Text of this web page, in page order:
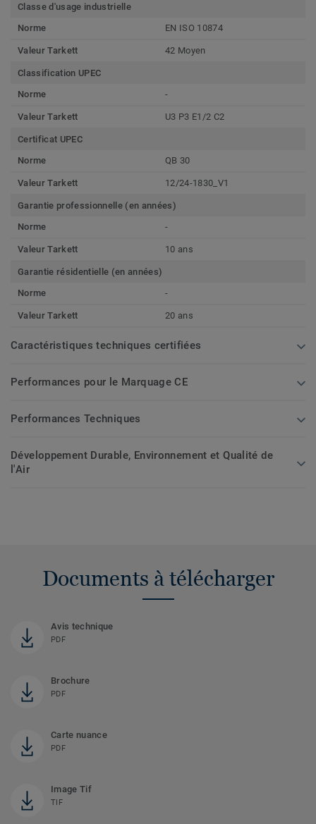
Classe d'usage industrielle
Norme
EN ISO 10874
Valeur Tarkett 42 Moyen
Classification UPEC
Norme
-
Valeur Tarkett U3 P3 E1/2 C2
Certificat UPEC
Norme
QB 30
Valeur Tarkett 12/24-1830_V1
Garantie professionnelle (en années)
Norme
-
Valeur Tarkett 10 ans
Garantie résidentielle (en années)
Norme
-
Valeur Tarkett 20 ans
Caractéristiques techniques certifiées
Performances pour le Marquage CE
Performances Techniques
Développement Durable, Environnement et Qualité de
l'Air
Documents à télécharger
Avis technique
PDF
Brochure
PDF
Carte nuance
PDF
Image Tif
TIF